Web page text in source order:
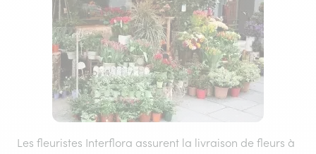
Les fleuristes Interflora assurent la livraison de fleurs à